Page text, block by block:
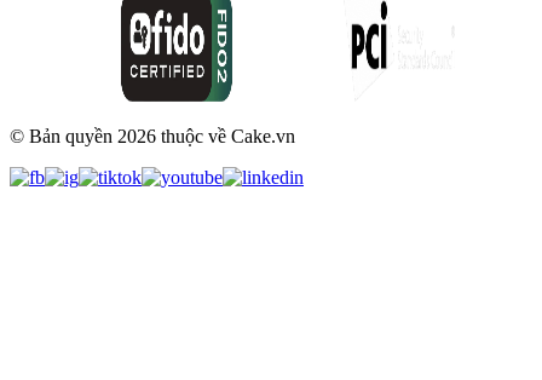
© Bản quyền 2026 thuộc về Cake.vn